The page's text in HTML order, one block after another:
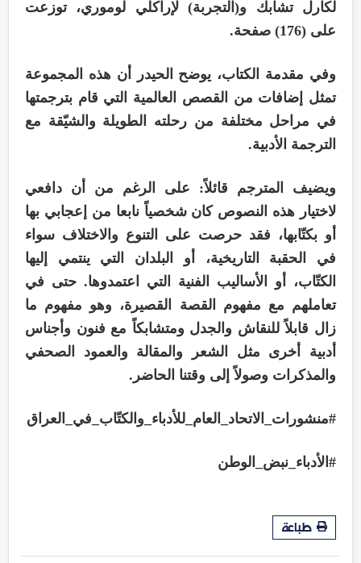
لكارل تشابك و(التجربة) لإراكلي لوموري، توزعت
على (176) صفحة.
وفي مقدمة الكتاب، يوضح الحيدر أن هذه المجموعة
تمثل إضافات من القصص العالمية التي قام بترجمتها
في مراحل مختلفة من رحلته الطويلة والشيّقة مع
الترجمة الأدبية.
ويضيف المترجم قائلاً: على الرغم من أن دافعي
لاختيار هذه النصوص كان شخصياً نابعا من إعجابي بها
أو بكتّابها، فقد حرصت على التنوع والاختلاف سواء
في الحقبة التاريخية، أو البلدان التي ينتمي إليها
الكتّاب، أو الأساليب الفنية التي اعتمدوها. حتى في
تعاملهم مع مفهوم القصة القصيرة، وهو مفهوم ما
زال قابلاً للنقاش والجدل ومتشابكاً مع فنون وأجناس
أدبية أخرى مثل الشعر والمقالة والعمود الصحفي
والمذكرات وصولاً إلى وقتنا الحاضر.
#منشورات_الاتحاد_العام_للأدباء_والكتّاب_في_العراق
#الأدباء_نبض_الوطن
طباعة